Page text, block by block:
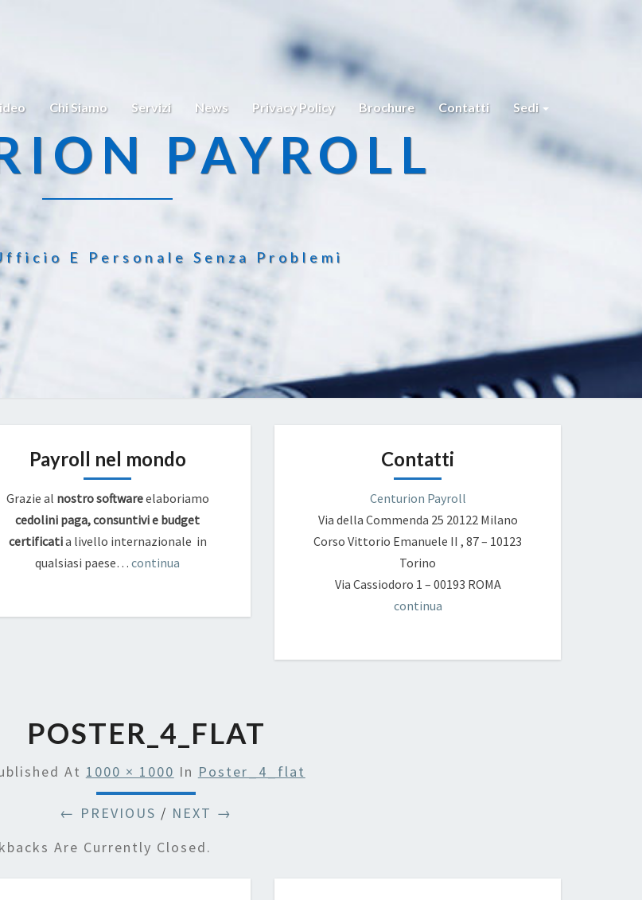
Chi Siamo Servizi News Privacy Policy Brochure Contatti Sedi
PAYROLL
E Personale Senza Problemi
Payroll nel mondo
Grazie al nostro softwareelaboriamo
cedolini paga, consuntivi e budget
certificatia livello internazionale in
qualsiasi paese… continua
Contatti
Centurion Payroll
Via della Commenda 25 20122 Milano
Corso Vittorio Emanuele II , 87 – 10123
Torino
Via Cassiodoro 1 – 00193 ROMA
continua
POSTER_4_FLAT
At 1000 × 1000 In Poster_4_flat
← PREVIOUS / NEXT →
Are Currently Closed.